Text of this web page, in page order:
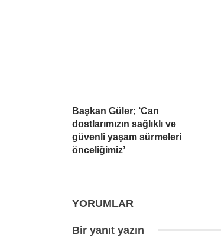
Başkan Güler; ‘Can
dostlarımızın sağlıklı ve
güvenli yaşam sürmeleri
önceliğimiz’
YORUMLAR
Bir yanıt yazın